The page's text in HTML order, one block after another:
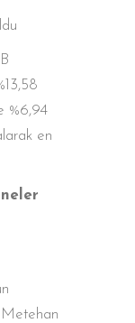
%6,94
en
Metehan